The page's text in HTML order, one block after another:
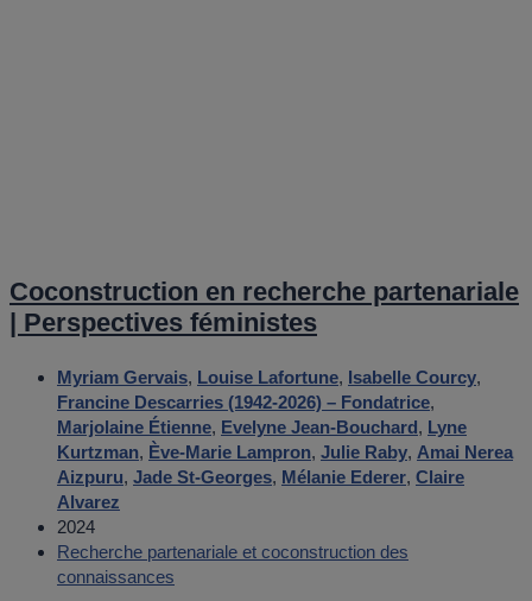
Coconstruction en recherche partenariale
| Perspectives féministes
Myriam Gervais, Louise Lafortune, Isabelle Courcy,
Francine Descarries (1942-2026) – Fondatrice,
Marjolaine Étienne, Evelyne Jean-Bouchard, Lyne
Kurtzman, Ève-Marie Lampron, Julie Raby, Amai Nerea
Aizpuru, Jade St-Georges, Mélanie Ederer, Claire
Alvarez
2024
Recherche partenariale et coconstruction des
connaissances